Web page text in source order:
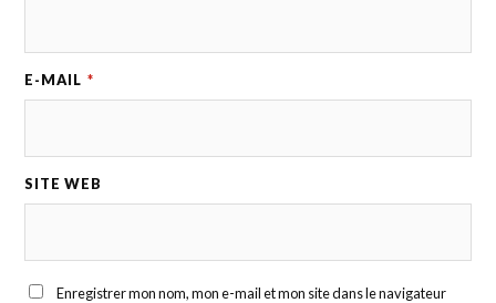
E-MAIL *
SITE WEB
Enregistrer mon nom, mon e-mail et mon site dans le navigateur